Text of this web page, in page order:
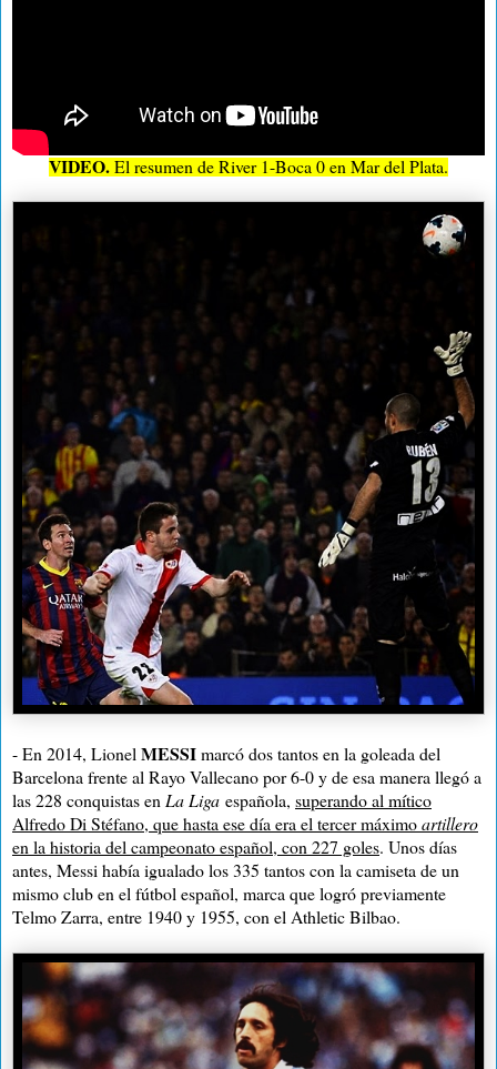
VIDEO.El resumen de River 1-Boca 0 en Mar del Plata.
- En 2014, Lionel MESSImarcó dos tantos en la goleada del
Barcelona frente al Rayo Vallecano por 6-0 y de esa manera llegó a
las 228 conquistas en La Liga española, superando al mítico
Alfredo Di Stéfano, que hasta ese día era el tercer máximoartillero
en la historia del campeonato español, con 227 goles. Unos días
antes, Messi había igualado los 335 tantos con la camiseta de un
mismo club en el fútbol español, marca que logró previamente
Telmo Zarra, entre 1940 y 1955, con el Athletic Bilbao.